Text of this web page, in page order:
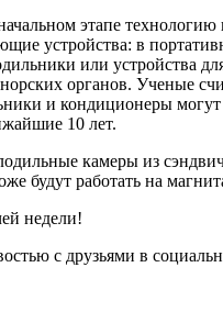
этапе технологию
устройства: в
или устройства
органов. Ученые
и кондиционеры могут
10 лет.
камеры из
будут работать на
недели!
с друзьями в